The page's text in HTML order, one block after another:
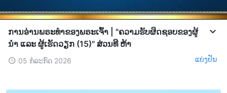
ການອ່ານພຣະທຳຂອງພຣະເຈົ້າ | "ຄວາມຮັບຜິດຊອບຂອງຜູ້
ນໍາ ແລະ ຜູ້ເຮັດວຽກ (15)" ສ່ວນທີ ຫ້າ
05 ກໍລະກົດ 2026 ແບ່ງປັນ